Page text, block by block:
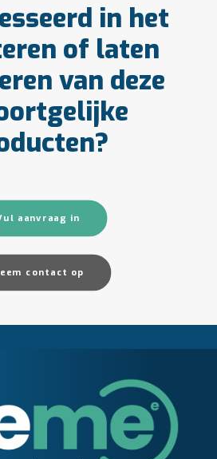
in het
of laten
van deze
aanvraag in
contact op